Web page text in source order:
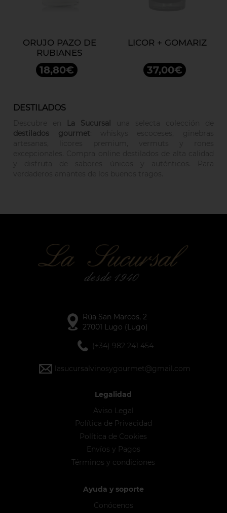
ORUJO PAZO DE
RUBIANES
18,80€
LICOR + GOMARIZ
37,00€
DESTILADOS
La Sucursal
destilados gourmet
Rúa San Marcos, 2
27001 Lugo (Lugo)
(+34) 982 241 454
lasucursalvinosygourmet@gmail.com
Legalidad
Aviso Legal
Política de Privacidad
Política de Cookies
Envíos y Pagos
Términos y condiciones
Ayuda y soporte
Conócenos